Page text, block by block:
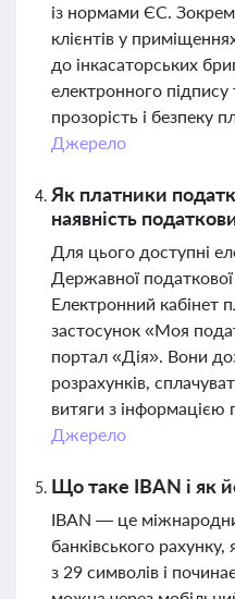
із нормами ЄС.
клієнтів у
до інкасаторських
електронного підпису
прозорість і безпеку
Джерело
Як платники
наявність
Для цього доступні
Державної
Електронний кабінет
застосунок «Моя
портал «Дія». Вони
розрахунків,
витяги з
Джерело
Що таке IBAN і як
IBAN — це
банківського рахунку,
з 29 символів і